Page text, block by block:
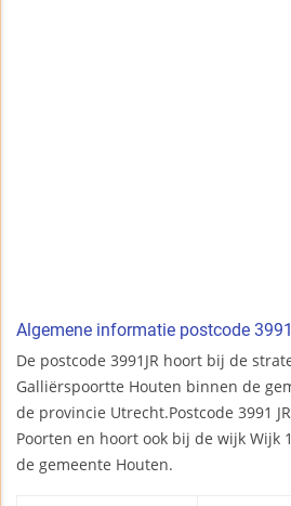
Algemene informatie postcode
De postcode 3991JR hoort bij de
Galliërspoortte Houten binnen de
de provincie Utrecht.Postcode 3991
Poorten en hoort ook bij de wijk Wijk
de gemeente Houten.